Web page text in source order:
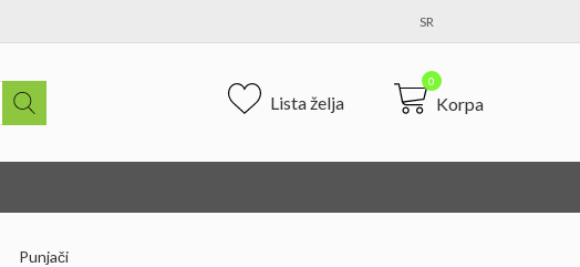
SR
Korpa
0
Lista želja
Punjači